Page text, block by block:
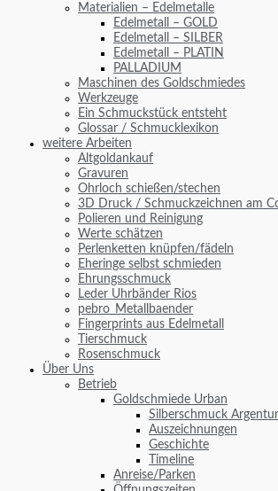
Materialien – Edelmetalle
Edelmetall – GOLD
Edelmetall – SILBER
Edelmetall – PLATIN
PALLADIUM
Maschinen des Goldschmiedes
Werkzeuge
Ein Schmuckstück entsteht
Glossar / Schmucklexikon
weitere Arbeiten
Altgoldankauf
Gravuren
Ohrloch schießen/stechen
3D Druck / Schmuckzeichnen am
Polieren und Reinigung
Werte schätzen
Perlenketten knüpfen/fädeln
Eheringe selbst schmieden
Ehrungsschmuck
Leder Uhrbänder Rios
pebro_Metallbaender
Fingerprints aus Edelmetall
Tierschmuck
Rosenschmuck
Über Uns
Betrieb
Goldschmiede Urban
Silberschmuck
Auszeichnungen
Geschichte
Timeline
Anreise/Parken